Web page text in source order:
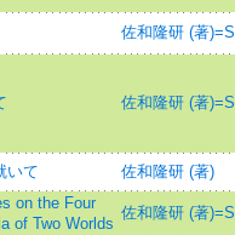
佐和隆研 (著
佐和隆研 (著
いて
佐和隆研 (著)
on the Four
of Two Worlds
佐和隆研 (著